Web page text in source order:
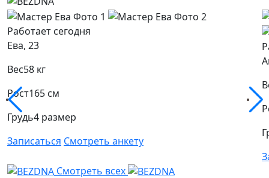
Работает сегодня
Ева, 23
Вес58 кг
Рост165 см
Грудь4 размер
Записаться Смотреть анкету
Смотреть всех